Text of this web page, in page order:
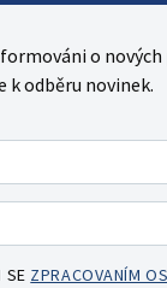
o nových
k odběru novinek.
SE ZPRACOVANÍM